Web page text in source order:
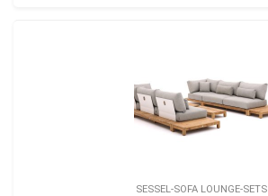
SESSEL-SOFA LOUNGE-SETS